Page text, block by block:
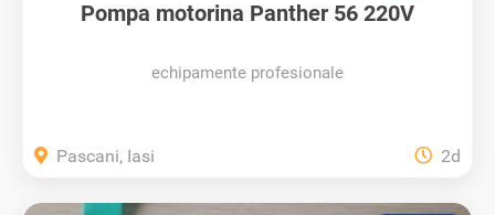
Pompa motorina Panther 56 220V
echipamente profesionale
Pascani, Iasi 2d